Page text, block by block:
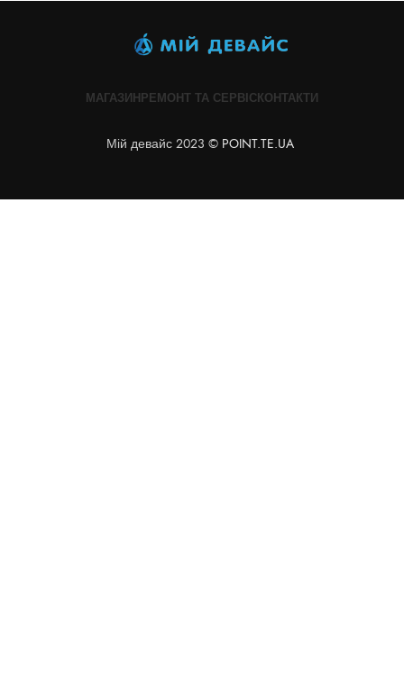
МАГАЗИНРЕМОНТ ТА СЕРВІСКОНТАКТИ
Мій девайс 2023 © POINT.TE.UA